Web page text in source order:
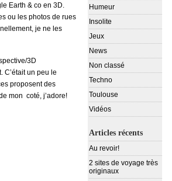
Earth & co en 3D.
ou les photos de rues
je ne les
3D
un peu le
proposent des
mon coté, j’adore!
Humeur
Insolite
Jeux
News
Non classé
Techno
Toulouse
Vidéos
Articles récents
Au revoir!
2 sites de voyage très
originaux